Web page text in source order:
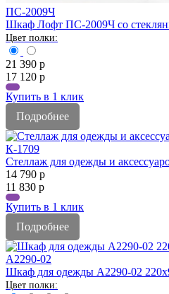
ПС-2009Ч
Шкаф Лофт ПС-2009Ч со
21 390 р
17 120 р
Купить в 1 клик
Подробнее
К-1709
Стеллаж для одежды и
14 790 р
11 830 р
Купить в 1 клик
Подробнее
A2290-02
Шкаф для одежды A2290-02